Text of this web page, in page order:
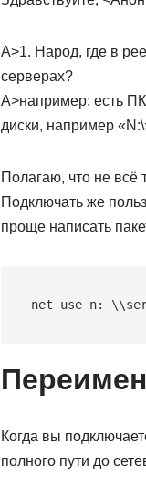
А>1. Народ, где в
серверах?
А>например: есть
диски, например
Полагаю, что не всё
Подключать же
проще написать
net use n:
Когда вы
полного пути до